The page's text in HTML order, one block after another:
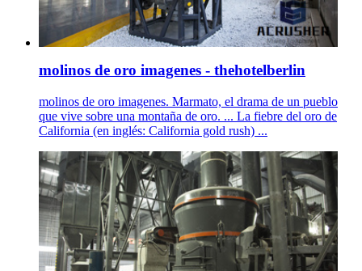
molinos de oro imagenes - thehotelberlin
molinos de oro imagenes. Marmato, el drama de un pueblo
que vive sobre una montaña de oro. ... La fiebre del oro de
California (en inglés: California gold rush) ...